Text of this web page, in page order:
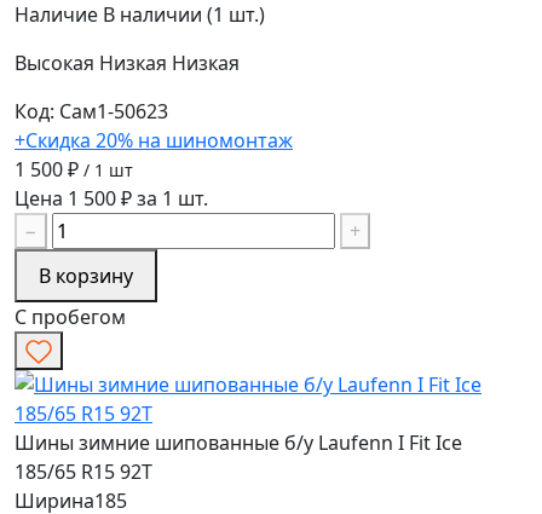
Наличие В наличии (1 шт.)
Высокая Низкая Низкая
Код: Сам1-50623
+Скидка 20% на шиномонтаж
1 500 ₽ / 1 шт
Цена 1 500 ₽ за 1 шт.
−
+
В корзину
С пробегом
Шины зимние шипованные б/у Laufenn I Fit Ice
185/65 R15 92T
Ширина185